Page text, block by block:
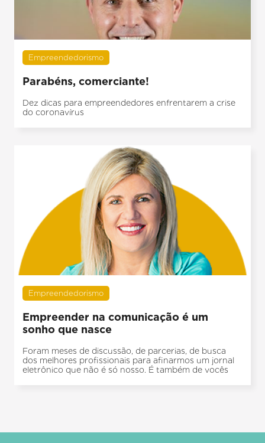
Empreendedorismo
Parabéns, comerciante!
Dez dicas para empreendedores enfrentarem a crise
do coronavírus
Empreendedorismo
Empreender na comunicação é um
sonho que nasce
Foram meses de discussão, de parcerias, de busca
dos melhores profissionais para afinarmos um jornal
eletrônico que não é só nosso. É também de vocês